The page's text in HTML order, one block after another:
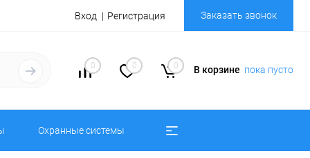
Вход Регистрация Заказать звонок
0 0 0 В корзине пока пусто
Охранные системы